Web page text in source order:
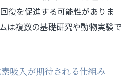
緩和に感じる水素吸入の実力
やリスクを徹底検証
的な副作用と症状を解説
復を促進する可能性がありま
は複数の基礎研究や動物実験で
吸入が期待される仕組み